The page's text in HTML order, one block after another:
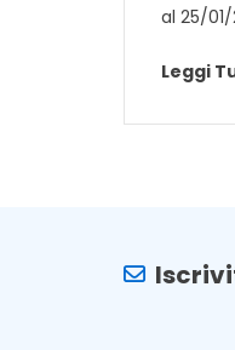
al 25/
Leggi